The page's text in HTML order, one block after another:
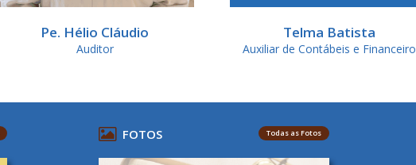
Pe. Hélio Cláudio
Auditor
Telma Batista
Auxiliar de Contábeis e Financeiro
FOTOS Todas as Fotos